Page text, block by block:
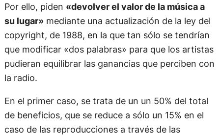
Por ello, piden «devolver el valor de la música a
su lugar»mediante una actualización de la ley del
copyright, de 1988, en la que tan sólo se tendrían
que modificar «dos palabras» para que los artistas
pudieran equilibrar las ganancias que perciben con
la radio.
En el primer caso, se trata de un un 50% del total
de beneficios, que se reduce a sólo un 15% en el
caso de las reproducciones a través de las